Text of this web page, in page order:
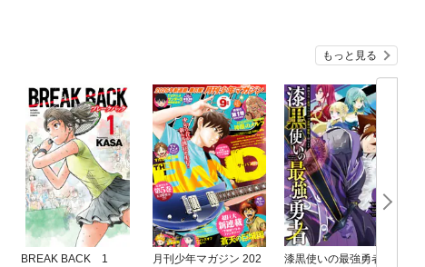
もっと見る
BREAK BACK 1
月刊少年マガジン 202
漆黒使いの最強勇者